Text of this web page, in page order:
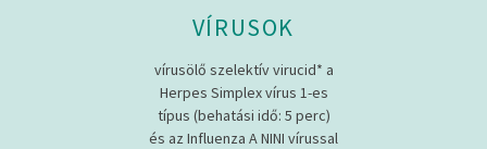
közösségi média-, hirdető- és elemező partnereinkkel
megosztjuk az Ön weboldalhasználatra vonatkozó
adatait, akik kombinálhatják az adatokat más olyan
adatokkal, amelyeket Ön adott meg számukra vagy az
Ön által használt más szolgáltatásokból gyűjtöttek.
VÍRUSOK
vírusölő szelektív virucid* a
Herpes Simplex vírus 1-es
típus (behatási idő: 5 perc)
és az Influenza A NINI vírussal